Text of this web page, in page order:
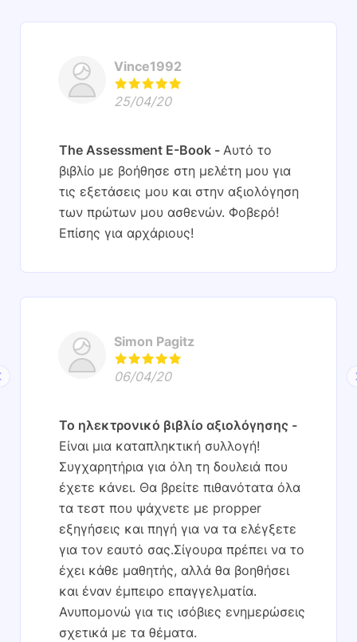
Vince1992
25/04/20
The Assessment E-Book
Αυτό το
βιβλίο με βοήθησε στη μελέτη μου για
τις εξετάσεις μου και στην αξιολόγηση
των πρώτων μου ασθενών. Φοβερό!
Επίσης για αρχάριους!
Simon Pagitz
06/04/20
Το ηλεκτρονικό βιβλίο αξιολόγησης
Είναι μια καταπληκτική συλλογή!
Συγχαρητήρια για όλη τη δουλειά που
έχετε κάνει. Θα βρείτε πιθανότατα όλα
τα τεστ που ψάχνετε με propper
εξηγήσεις και πηγή για να τα ελέγξετε
για τον εαυτό σας.Σίγουρα πρέπει να το
έχει κάθε μαθητής, αλλά θα βοηθήσει
και έναν έμπειρο επαγγελματία.
Ανυπομονώ για τις ισόβιες ενημερώσεις
σχετικά με τα θέματα.